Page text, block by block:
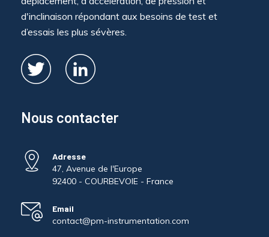
d'inclinaison répondant aux besoins de test et
d’essais les plus sévères.
Nous contacter
Adresse
47, Avenue de l'Europe
92400 - COURBEVOIE - France
Email
contact@pm-instrumentation.com